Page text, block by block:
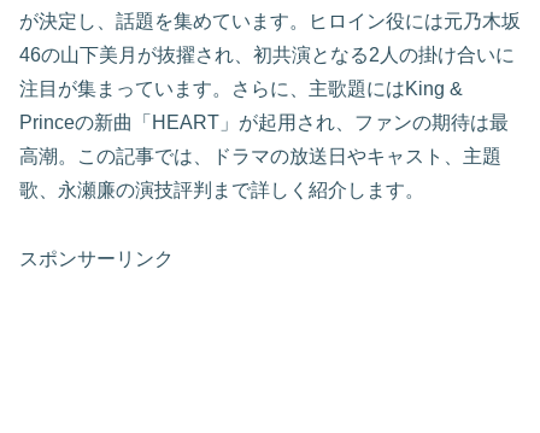
が決定し、話題を集めています。ヒロイン役には元乃木坂
46の山下美月が抜擢され、初共演となる2人の掛け合いに
注目が集まっています。さらに、主歌題にはKing &
Princeの新曲「HEART」が起用され、ファンの期待は最
高潮。この記事では、ドラマの放送日やキャスト、主題
歌、永瀬廉の演技評判まで詳しく紹介します。
スポンサーリンク